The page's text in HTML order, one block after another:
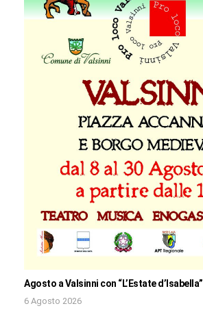
Agosto a Valsinni con “L’Estate d’Isabella”
6 Agosto 2026